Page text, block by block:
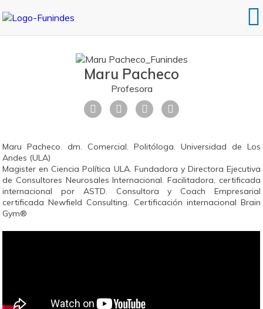
Maru Pacheco
Profesora
Maru Pacheco. dm. Comercial. Politóloga. Universidad de Los
Andes (ULA)
Magister en Ciencia Política ULA. Fundadora y Directora Ejecutiva
de Consultores Neurosales Internacional. Facilitadora, certificada
internacional por ASTD. Consultora y Coach Empresarial
certificada Newfield Consulting. Certificación internacional Brain
Gym®